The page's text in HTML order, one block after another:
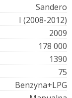
Sandero
I (2008-2012)
2009
178 000
1390
75
Benzyna+LPG